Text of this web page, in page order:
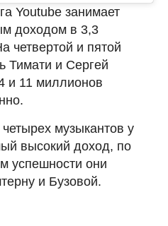
Youtube занимает
доходом в 3,3
четвертой и пятой
Тимати и Сергей
и 11 миллионов
музыкантов у
высокий доход, по
успешности они
и Бузовой.